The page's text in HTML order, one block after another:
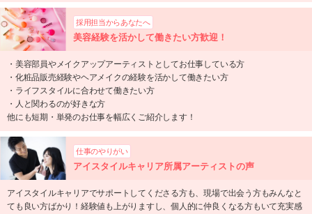
採用担当からあなたへ
美容経験を活かして働きたい方歓迎！
・美容部員やメイクアップアーティストとしてお仕事している方
・化粧品販売経験やヘアメイクの経験を活かして働きたい方
・ライフスタイルに合わせて働きたい方
・人と関わるのが好きな方
他にも短期・単発のお仕事を幅広くご紹介します！
仕事のやりがい
アイスタイルキャリア所属アーティストの声
アイスタイルキャリアでサポートしてくださる方も、現場で出会う方もみんなと
ても良い方ばかり！経験値も上がりますし、個人的に仲良くなる方もいて充実感